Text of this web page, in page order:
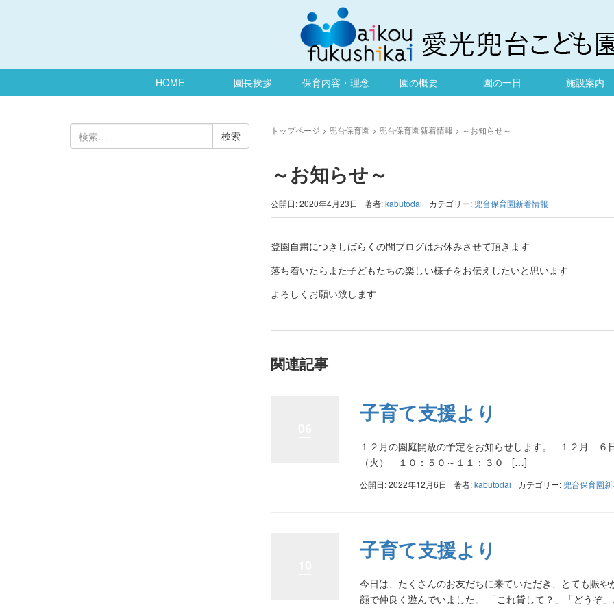
HOME 園長挨拶 保育内容・理念 園の概要 園の一日 施設案内
トップページ > 兜台保育園 > 兜台保育園新着情報 > ～お知らせ～
～お知らせ～
公開日: 2020年4月23日 著者:kabutodai カテゴリー: 兜台保育園新着情報
登園自粛につきしばらくの間ブログはお休みさせて頂きます
落ち着いたらまた子どもたちの楽しい様子をお伝えしたいと思います
よろしくお願い致します
関連記事
子育て支援より
１２月の園庭開放の予定をお知らせします。 １２月
（火） １０：５０～１１：３０ […]
公開日: 2022年12月6日 著者:kabutodai カテゴリー: 兜台保育園
子育て支援より
今日は、たくさんのお友だちに来ていただき、とても賑
顔で仲良く遊んでいました。 「これ貸して？」「どうぞ
検
索: